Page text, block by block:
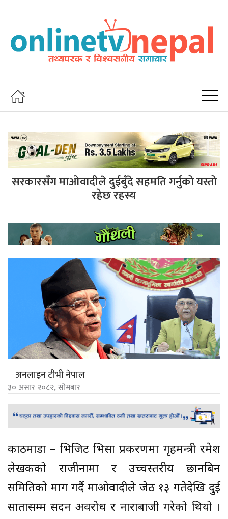
सरकारसँग माओवादीले दुईबुँदे सहमति गर्नुको यस्तो
रहेछ रहस्य
अनलाइन टीभी नेपाल
३० असार २०८२, सोमबार
काठमाडौं – भिजिट भिसा प्रकरणमा गृहमन्त्री रमेश
लेखकको राजीनामा र उच्चस्तरीय छानबिन
समितिको माग गर्दै माओवादीले जेठ १३ गतेदेखि दुई
सातासम्म सदन अवरोध र नाराबाजी गरेको थियो ।